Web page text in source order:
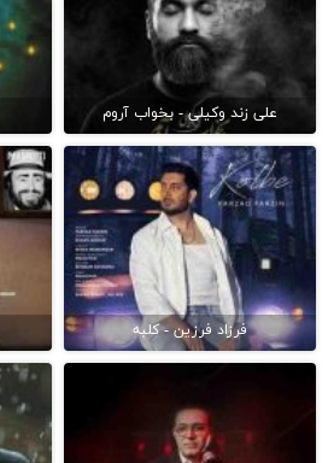
علی زند وکیلی - بخواب آروم
فرزاد فرزین - کلبه